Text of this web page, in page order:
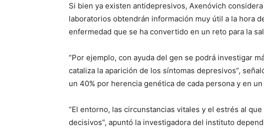
Si bien ya existen antidepresivos, Axenóvich
laboratorios obtendrán información muy útil a la hora
enfermedad que se ha convertido en un reto para la
“Por ejemplo, con ayuda del gen se podrá investigar
cataliza la aparición de los síntomas depresivos”,
un 40% por herencia genética de cada persona y en
“El entorno, las circunstancias vitales y el estrés al
decisivos”, apuntó la investigadora del instituto